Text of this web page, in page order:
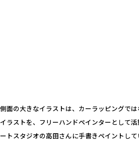
側面の大きなイラストは、カーラッピングで
イラストを、フリーハンドペインターとして
ートスタジオの高田さんに手書きペイントして